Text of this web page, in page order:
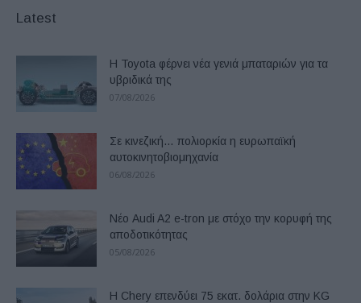
Latest
Η Toyota φέρνει νέα γενιά μπαταριών για τα
υβριδικά της
07/08/2026
Σε κινεζική… πολιορκία η ευρωπαϊκή
αυτοκινητοβιομηχανία
06/08/2026
Νέο Audi A2 e-tron με στόχο την κορυφή της
αποδοτικότητας
05/08/2026
Η Chery επενδύει 75 εκατ. δολάρια στην KG